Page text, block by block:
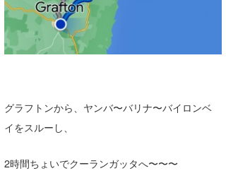
グラフトンから、ヤンバ〜バリナ〜バイロンベ
イをスルーし、
2時間ちょいでクーランガッタへ〜〜〜